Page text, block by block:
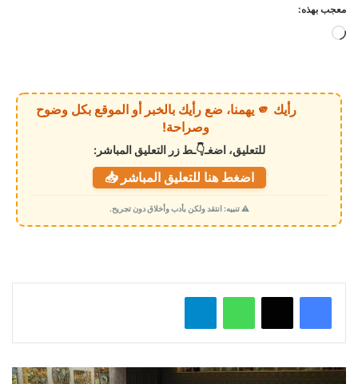
معجب بهذه:
ي
م
ي
رأيك 🫵 يهمنا، ضع رأيك بالخبر أو الموقع بكل وضوح
وصراحة!
للتعليق، اضغـ👇ـط زر التعليق المباشر:
اضغط هنا للتعليق المباشر 📥
⚠️ تنبيه: انتقد ولكن بأدب وأخلاق دون تجريح.
واتساب